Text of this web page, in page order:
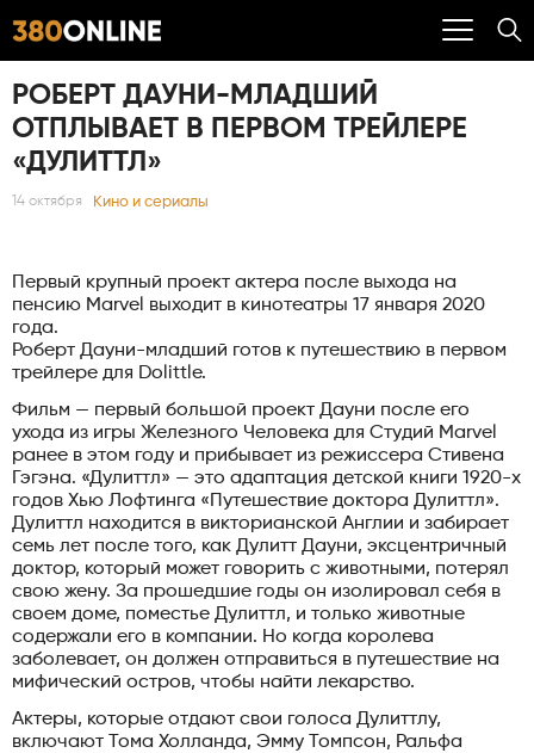
РОБЕРТ ДАУНИ-МЛАДШИЙ
ОТПЛЫВАЕТ В ПЕРВОМ ТРЕЙЛЕРЕ
«ДУЛИТТЛ»
14 октября Кино и сериалы
Первый крупный проект актера после выхода на
пенсию Marvel выходит в кинотеатры 17 января 2020
года.
Роберт Дауни-младший готов к путешествию в первом
трейлере для Dolittle.
Фильм — первый большой проект Дауни после его
ухода из игры Железного Человека для Студий Marvel
ранее в этом году и прибывает из режиссера Стивена
Гэгэна. «Дулиттл» — это адаптация детской книги 1920-х
годов Хью Лофтинга «Путешествие доктора Дулиттл».
Дулиттл находится в викторианской Англии и забирает
семь лет после того, как Дулитт Дауни, эксцентричный
доктор, который может говорить с животными, потерял
свою жену. За прошедшие годы он изолировал себя в
своем доме, поместье Дулиттл, и только животные
содержали его в компании. Но когда королева
заболевает, он должен отправиться в путешествие на
мифический остров, чтобы найти лекарство.
Актеры, которые отдают свои голоса Дулиттлу,
включают Тома Холланда, Эмму Томпсон, Ральфа